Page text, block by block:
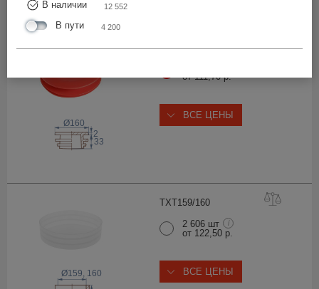
В наличии 12 552
В пути 4 200
ILU160
Ø160
33
2
от 111,70 р.
ВСЕ ЦЕНЫ
TXT159/160
Ø159, 160
2 606 шт i
от 122,50 р.
ВСЕ ЦЕНЫ